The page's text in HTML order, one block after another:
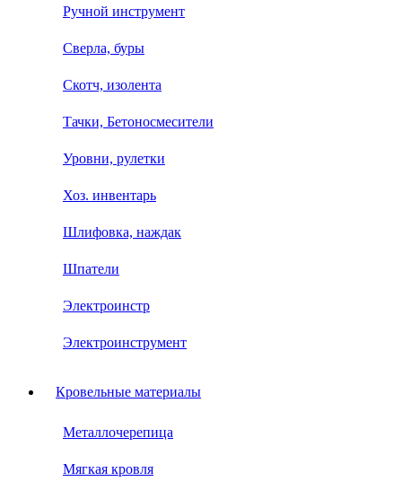
Ручной инструмент
Сверла, буры
Скотч, изолента
Тачки, Бетоносмесители
Уровни, рулетки
Хоз. инвентарь
Шлифовка, наждак
Шпатели
Электроинстр
Электроинструмент
Кровельные материалы
Металлочерепица
Мягкая кровля